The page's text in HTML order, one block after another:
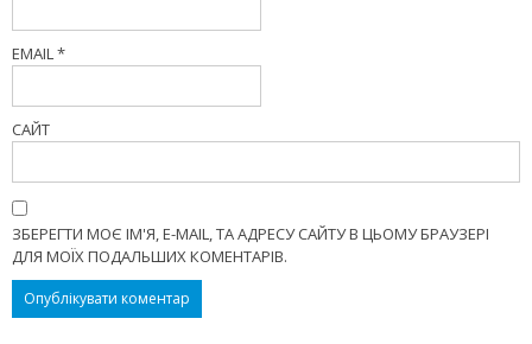
EMAIL*
САЙТ
ЗБЕРЕГТИ МОЄ ІМ'Я, E-MAIL, ТА АДРЕСУ САЙТУ В ЦЬОМУ БРАУЗЕРІ
ДЛЯ МОЇХ ПОДАЛЬШИХ КОМЕНТАРІВ.